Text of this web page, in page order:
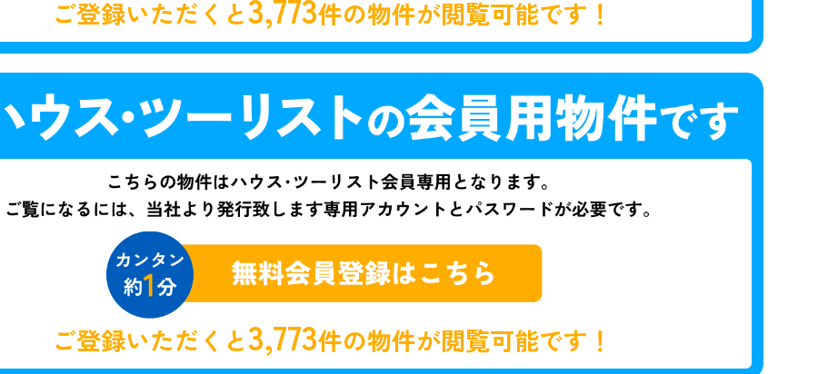
ご登録いただくと 件の物件が閲覧可能です！
ご登録いただくと3,773件の物件が閲覧可能です！